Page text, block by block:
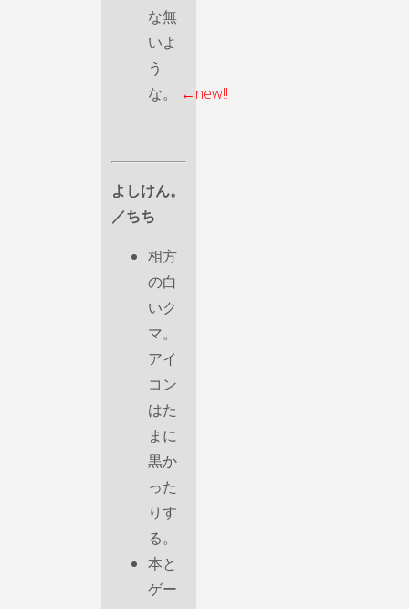
な無
いよ
う
な。
←new!!
よしけん。
／ちち
相方
の白
いク
マ。
アイ
コン
はた
まに
黒か
った
りす
る。
本と
ゲー